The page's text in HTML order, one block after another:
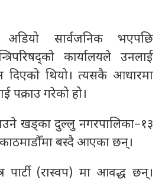
सार्वजनिक भएपछि
कार्यालयले उनलाई
दिएको थियो। त्यसकै आधारमा
पक्राउ गरेको हो।
खड्का दुल्लु नगरपालिका–१३
बस्दै आएका छन्।
पार्टी (रास्वप) मा आवद्ध छन्।